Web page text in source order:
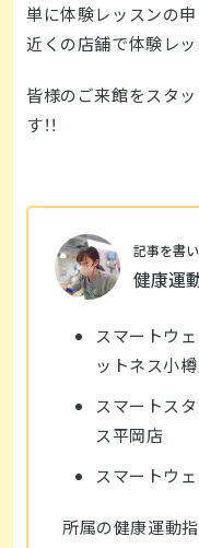
単に体験レッスンの
近くの店舗で体験レッ
皆様のご来館をスタ
す！！
記事を書
健康運
スマートウ
ットネス小
スマートス
ス平岡店
スマートウ
所属の健康運動